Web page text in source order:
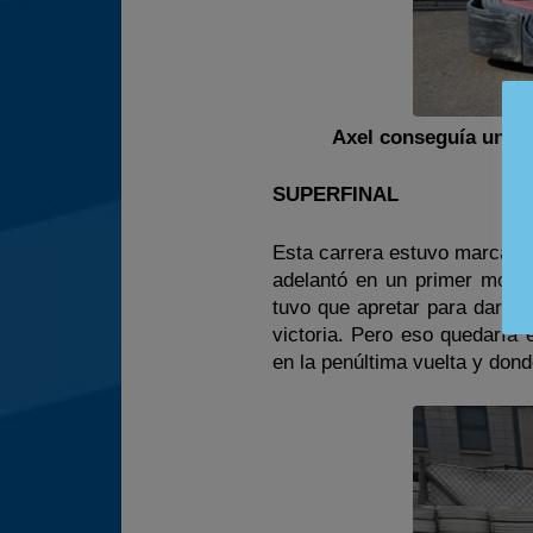
Axel conseguía una
SUPERFINAL
Esta carrera estuvo
adelantó en un primer
tuvo que apretar para dar
victoria. Pero eso quedaría
en la penúltima vuelta y